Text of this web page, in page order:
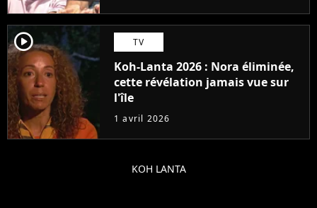
player2 TV
Koh-Lanta 2026 : Nora éliminée,
cette révélation jamais vue sur
l'île
1 avril 2026
KOH LANTA